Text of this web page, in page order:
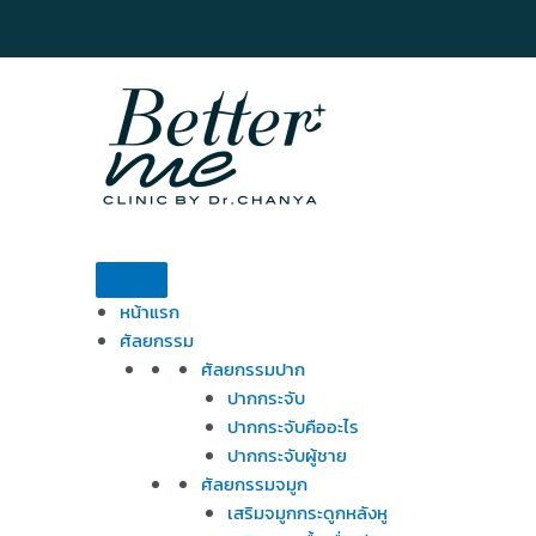
หน้าแรก
ศัลยกรรม
ศัลยกรรมปาก
ปากกระจับ
ปากกระจับคืออะไร
ปากกระจับผู้ชาย
ศัลยกรรมจมูก
เสริมจมูกกระดูกหลังหู